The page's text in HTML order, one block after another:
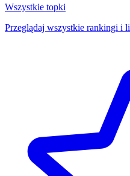
Wszystkie topki
Przeglądaj wszystkie rankingi i